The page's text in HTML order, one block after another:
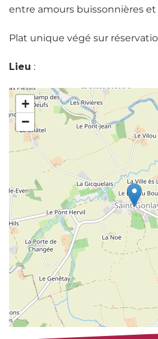
entre amours buissonnières et
Plat unique végé sur
Lieu :
+
−